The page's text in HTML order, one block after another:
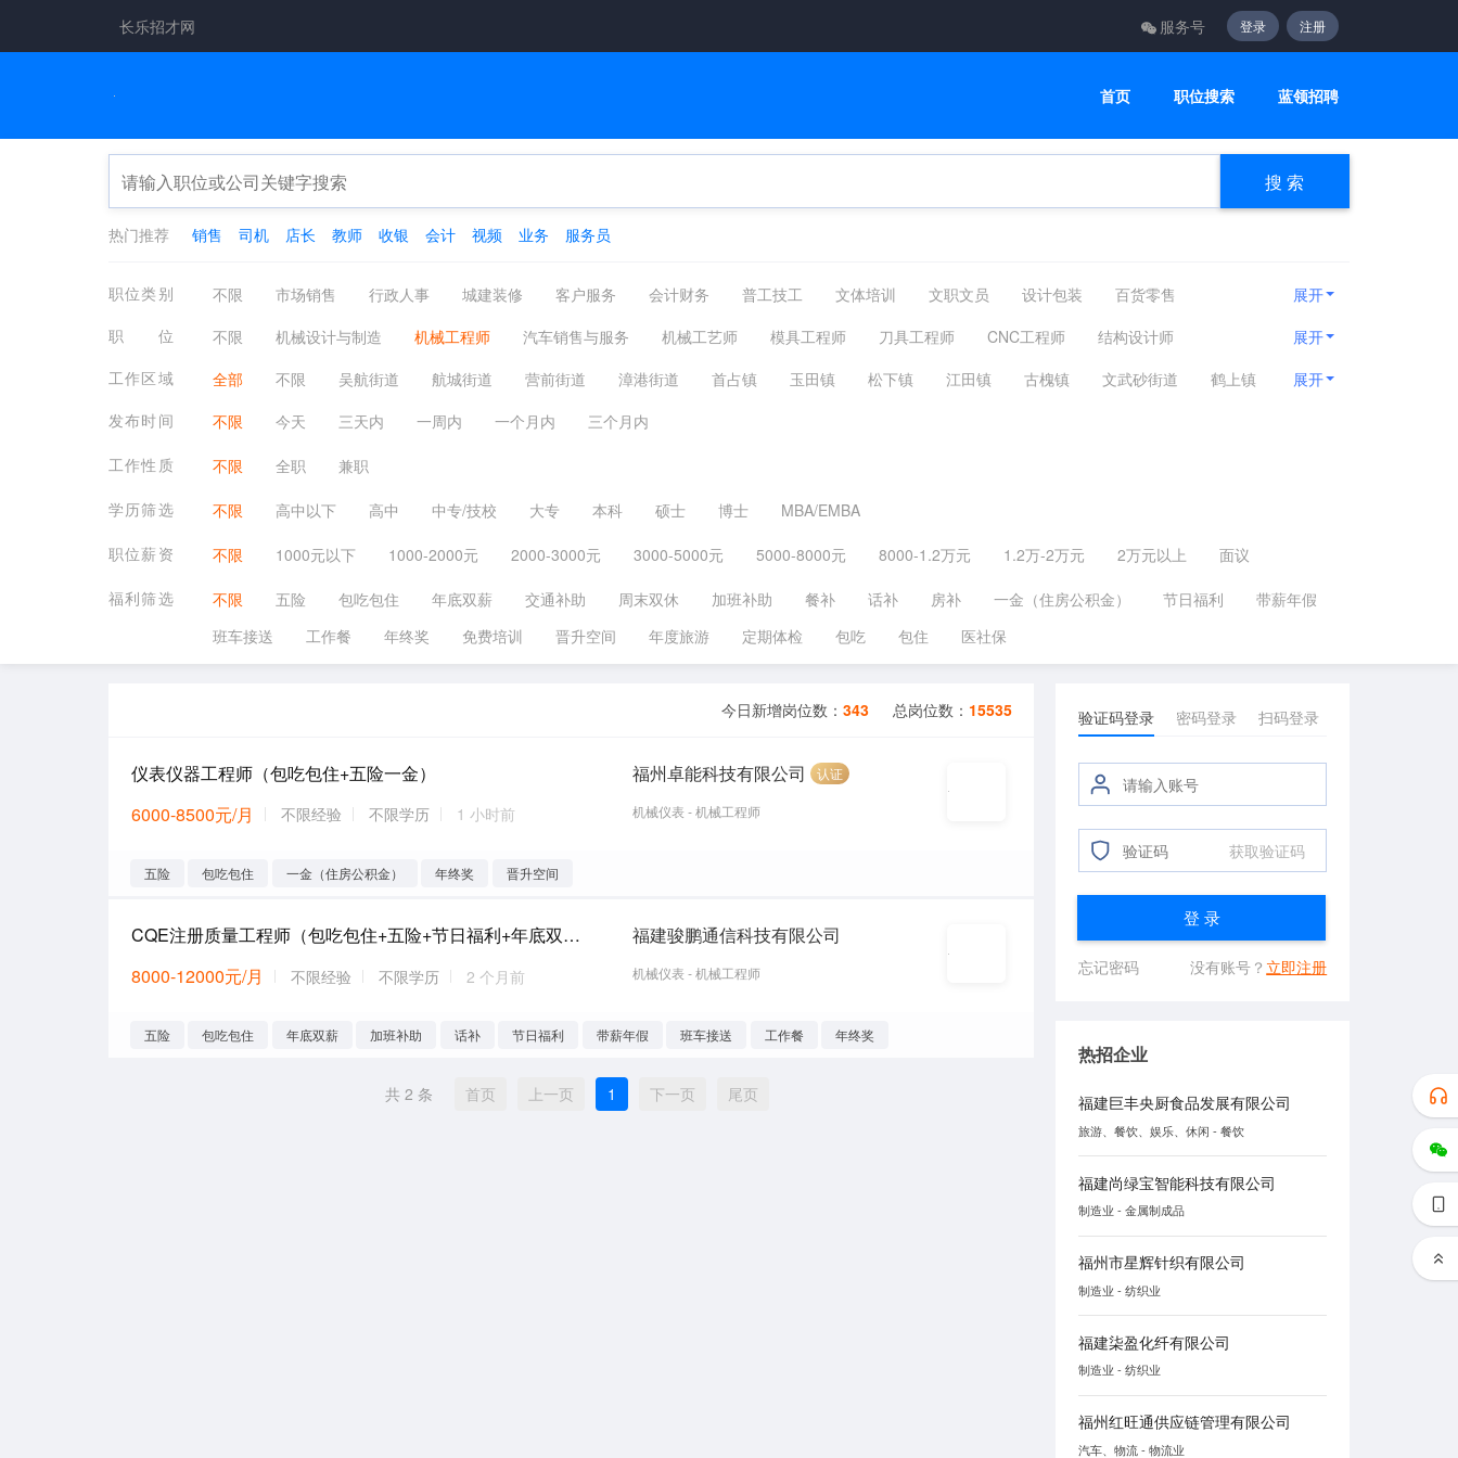
长乐招才网 服务号 登录 注册
首页 职位搜索 蓝领招聘
搜 索
热门推荐 销售 司机 店长 教师 收银 会计 视频 业务 服务员
职位类别 不限 市场销售 行政人事 城建装修 客户服务 会计财务 普工技工 文体培训 文职文员 设计包装
百货零售
工厂工业
餐饮休闲 金融保险 管理运营 物流贸易 后勤 网络硬件 机械仪表 咨询顾问 电子通讯
医疗美容
翻译法律
轻工工艺 化工制药 摄影影视 能源环保 编辑发行 其他分类
展开
职位
不限 机械设计与制造 机械工程师 汽车销售与服务 机械工艺师 模具工程师 刀具工程师 CNC工程师
结构设计师
机电一体化
铸造/锻造 注塑成型 气动/液压 机械制图 精密机械/仪器仪表 设备修理 汽车/摩托车修理
五金矿产/金属制品
锅炉/压力容器
纺织机械 船舶机械 食品机械 焊接机械
展开
工作区域
全部 不限 吴航街道 ​航城街道 ​营前街道 ​漳港街道 ​首占镇 ​玉田镇 ​松下镇 ​江田镇 ​古槐镇 ​文武砂街道
​鹤上镇
​湖南镇
​金峰镇 ​文岭镇 ​梅花镇 ​潭头镇 ​罗联乡
展开
发布时间
不限 今天 三天内 一周内 一个月内
三个月内
工作性质
不限 全职
兼职
学历筛选
不限 高中以下 高中 中专/技校 大专 本科 硕士 博士
MBA/EMBA
职位薪资
不限 1000元以下 1000-2000元 2000-3000元 3000-5000元 5000-8000元 8000-1.2万元 1.2万-2万元 2万元以上
面议
福利筛选
不限 五险 包吃包住 年底双薪 交通补助 周末双休 加班补助 餐补 话补 房补 一金（住房公积金） 节日福利
带薪年假
班车接送
工作餐 年终奖 免费培训 晋升空间 年度旅游 定期体检 包吃 包住 医社保
今日新增岗位数：343 总岗位数： 15535
仪表仪器工程师（包吃包住+五险一金）
6000-8500元/月
不限经验 不限学历 1 小时前
福州卓能科技有限公司 认证
机械仪表 - 机械工程师
五险 包吃包住 一金（住房公积金） 年终奖 晋升空间
CQE注册质量工程师（包吃包住+五险+节日福利+年底双薪+带薪年假+年终奖等）
8000-12000元/月
不限经验 不限学历 2 个月前
福建骏鹏通信科技有限公司
机械仪表 - 机械工程师
五险 包吃包住 年底双薪 加班补助 话补 节日福利 带薪年假 班车接送 工作餐 年终奖
共 2 条 首页 上一页 1 下一页 尾页
验证码登录 密码登录 扫码登录
获取验证码
登 录
忘记密码 没有账号？ 立即注册
热招企业
福建巨丰央厨食品发展有限公司
旅游、餐饮、娱乐、休闲 - 餐饮
福建尚绿宝智能科技有限公司
制造业 - 金属制成品
福州市星辉针织有限公司
制造业 - 纺织业
福建柒盈化纤有限公司
制造业 - 纺织业
福州红旺通供应链管理有限公司
汽车、物流 - 物流业